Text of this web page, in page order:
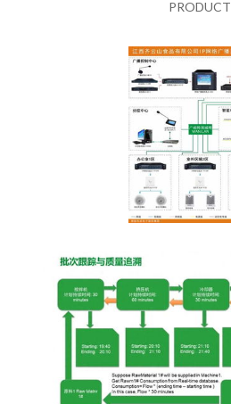
PRODUCT